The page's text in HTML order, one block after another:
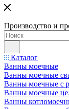
Производство и
Каталог
Ванны моечные
Ванны моечные
Ванны моечные с
Ванны моечные
Ванны